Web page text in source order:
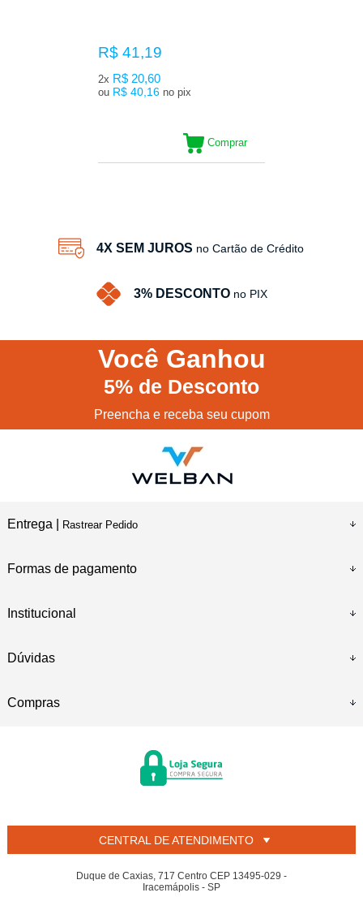
R$ 41,19
2x R$ 20,60
ou R$ 40,16 no pix
Comprar
4X SEM JUROS no Cartão de Crédito
3% DESCONTO no PIX
Você Ganhou
5% de Desconto
Preencha e receba seu cupom
Entrega | Rastrear Pedido
Formas de pagamento
Institucional
Dúvidas
Compras
CENTRAL DE ATENDIMENTO
Duque de Caxias, 717 Centro CEP 13495-029 -
Iracemápolis - SP